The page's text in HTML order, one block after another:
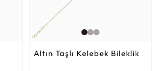
Altın Taşlı Kelebek Bileklik